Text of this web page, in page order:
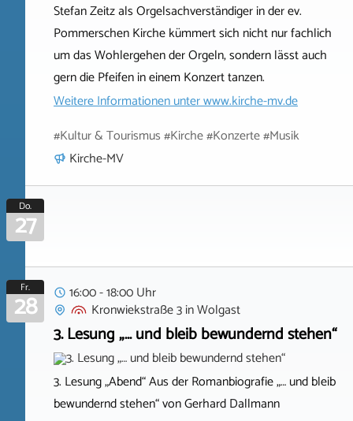
Stefan Zeitz als Orgelsachverständiger in der ev.
Pommerschen Kirche kümmert sich nicht nur fachlich
um das Wohlergehen der Orgeln, sondern lässt auch
gern die Pfeifen in einem Konzert tanzen.
Weitere Informationen unterwww.kirche-mv.de
#Kultur & Tourismus #Kirche #Konzerte #Musik
Kirche-MV
Do.
27
Fr.
28
16:00 - 18:00 Uhr
Kronwiekstraße 3inWolgast
3. Lesung „… und bleib bewundernd stehen“
3. Lesung „Abend“ Aus der Romanbiografie „… und bleib
bewundernd stehen“ von Gerhard Dallmann